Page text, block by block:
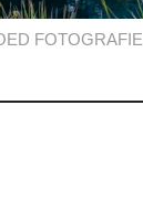
FOTOGRAFIE